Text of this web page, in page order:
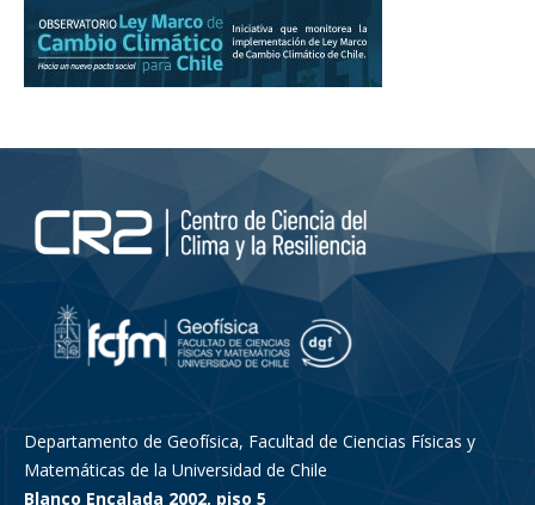
Departamento de Geofísica, Facultad de Ciencias Físicas y
Matemáticas de la Universidad de Chile
Blanco Encalada 2002, piso 5